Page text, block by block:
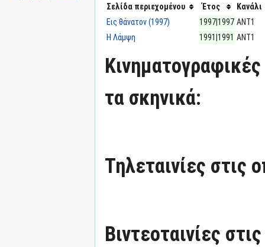
Σελίδα περιεχομένου Έτος
Κανάλι
Εις θάνατον (1997)
1997|1997 ΑΝΤ1
Η Λάμψη
1991|1991 ΑΝΤ1
Κινηματογραφικές
τα σκηνικά:
Τηλεταινίες στις
Βιντεοταινίες